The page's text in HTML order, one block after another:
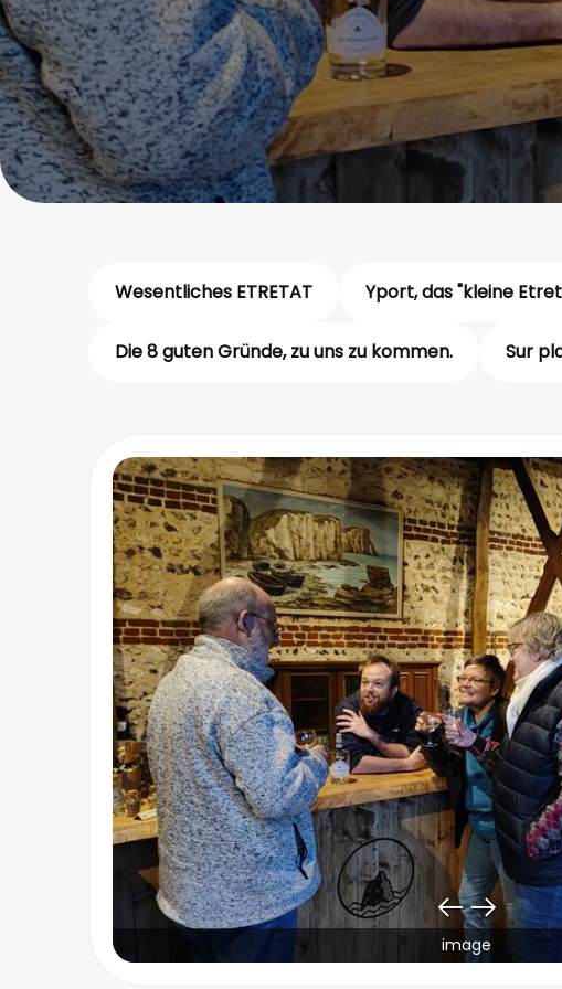
Wesentliches ETRETAT Yport, das "kleine
Die 8 guten Gründe, zu uns zu kommen. Sur
image